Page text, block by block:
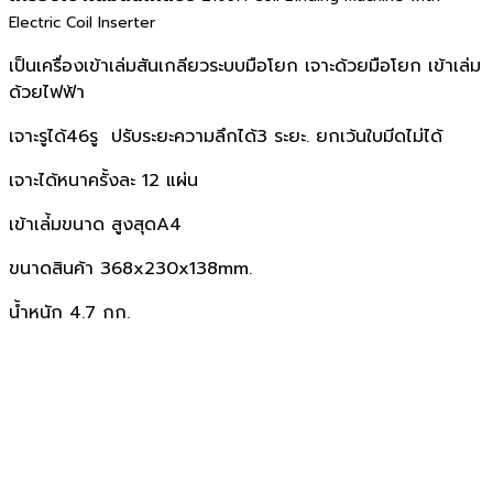
Electric Coil Inserter
เป็นเครื่องเข้าเล่มสันเกลียวระบบมือโยก เจาะด้วยมือโยก เข้าเล่ม
ด้วยไฟฟ้า
เจาะรูได้46รู ปรับระยะความลึกได้3 ระยะ. ยกเว้นใบมีดไม่ได้
เจาะได้หนาครั้งละ 12 แผ่น
เข้าเล่้มขนาด สูงสุดA4
ขนาดสินค้า 368x230x138mm.
น้ำหนัก 4.7 กก.